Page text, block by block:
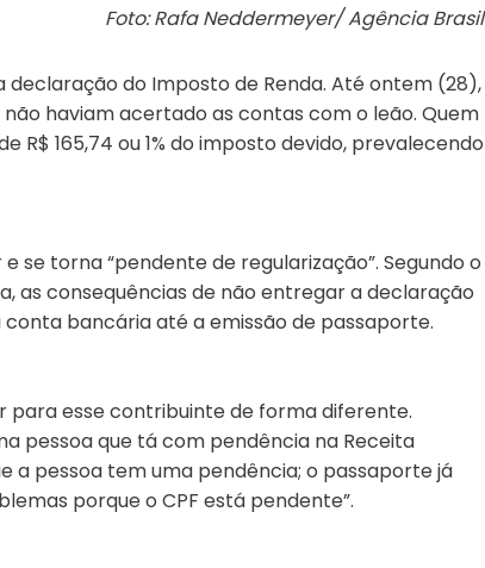
Foto: Rafa Neddermeyer/ Agência Brasil
do Imposto de Renda. Até ontem (28),
não haviam acertado as contas com o leão. Quem
165,74 ou 1% do imposto devido, prevalecendo
se torna “pendente de regularização”. Segundo o
as consequências de não entregar a declaração
bancária até a emissão de passaporte.
para esse contribuinte de forma diferente.
pessoa que tá com pendência na Receita
a pessoa tem uma pendência; o passaporte já
porque o CPF está pendente”.